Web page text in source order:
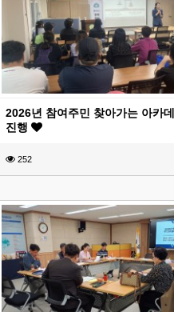
2026년 참여주민 찾아가는 아카
진행
252